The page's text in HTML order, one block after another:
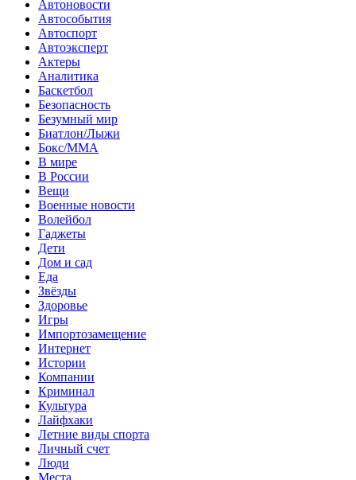
Автоновости
Автособытия
Автоспорт
Автоэксперт
Актеры
Аналитика
Баскетбол
Безопасность
Безумный мир
Биатлон/Лыжи
Бокс/MMA
В мире
В России
Вещи
Военные новости
Волейбол
Гаджеты
Дети
Дом и сад
Еда
Звёзды
Здоровье
Игры
Импортозамещение
Интернет
Истории
Компании
Криминал
Культура
Лайфхаки
Летние виды спорта
Личный счет
Люди
Места